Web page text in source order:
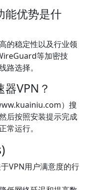
能优势是什
的稳定性以及行业领
等加密技
路选择。
VPN？
）搜
后按照安装提示完成
常运行。
VPN用户满意度的行